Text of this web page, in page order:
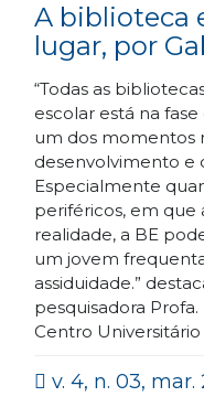
A biblioteca
lugar, por
“Todas as
escolar está na
um dos momentos
desenvolvimento e
Especialmente
periféricos, em que
realidade, a BE
um jovem
assiduidade.”
pesquisadora
Centro
v. 4, n. 03, mar.